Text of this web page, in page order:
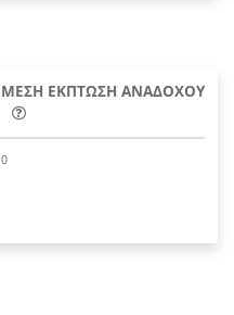
ΜΕΣΗ ΕΚΠΤΩΣΗ ΑΝΑΔΟΧΟΥ
0